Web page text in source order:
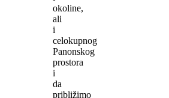
okoline,
ali
i
celokupnog
Panonskog
prostora
i
da
približimo